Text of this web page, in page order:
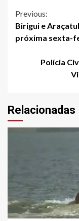
Continue
Reading
Previous:
Birigui e
próxima sexta-
Polícia
Relacionadas